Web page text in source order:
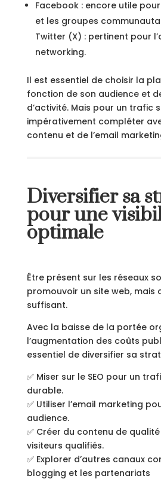
Facebook : encore utile
et les groupes
Twitter (X) : pertinent pour
networking.
Il est essentiel de choisir la
fonction de son audience et
d’activité. Mais pour un trafic
impérativement compléter
contenu et de l’email
Diversifier sa
pour une
optimale
Être présent sur les réseaux
promouvoir un site web, mais
suffisant.
Avec la baisse de la portée
l’augmentation des coûts
essentiel de diversifier sa
✅ Miser sur le SEO pour un
durable.
✅ Utiliser l’email marketing
audience.
✅ Créer du contenu de
visiteurs qualifiés.
✅ Explorer d’autres canaux
blogging et les partenariats